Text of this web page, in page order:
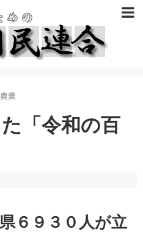
農業
「令和の百
６９３０人が立